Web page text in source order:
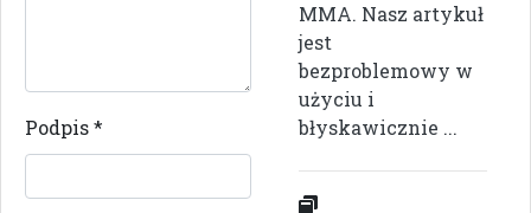
Podpis*
MMA. Nasz artykuł
jest
bezproblemowy w
użyciu i
błyskawicznie ...